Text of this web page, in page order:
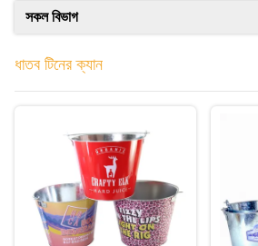
সকল বিভাগ
ধাতব টিনের ক্যান